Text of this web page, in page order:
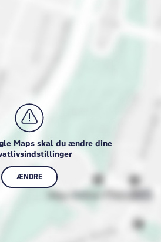
Maps skal du ændre dine
ÆNDRE